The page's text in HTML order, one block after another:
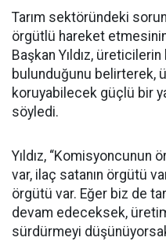
Tarım sektöründeki
örgütlü hareket
Başkan Yıldız,
bulunduğunu belirterek,
koruyabilecek güçlü bir
söyledi.
Yıldız, “Komisyoncunun
var, ilaç satanın örgütü
örgütü var. Eğer biz de
devam edeceksek,
sürdürmeyi